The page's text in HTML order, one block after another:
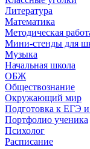
Литература
Математика
Методическая
Мини-стенды для
Музыка
Начальная школа
ОБЖ
Обществознание
Окружающий мир
Подготовка к ЕГЭ
Портфолио ученика
Психолог
Расписание